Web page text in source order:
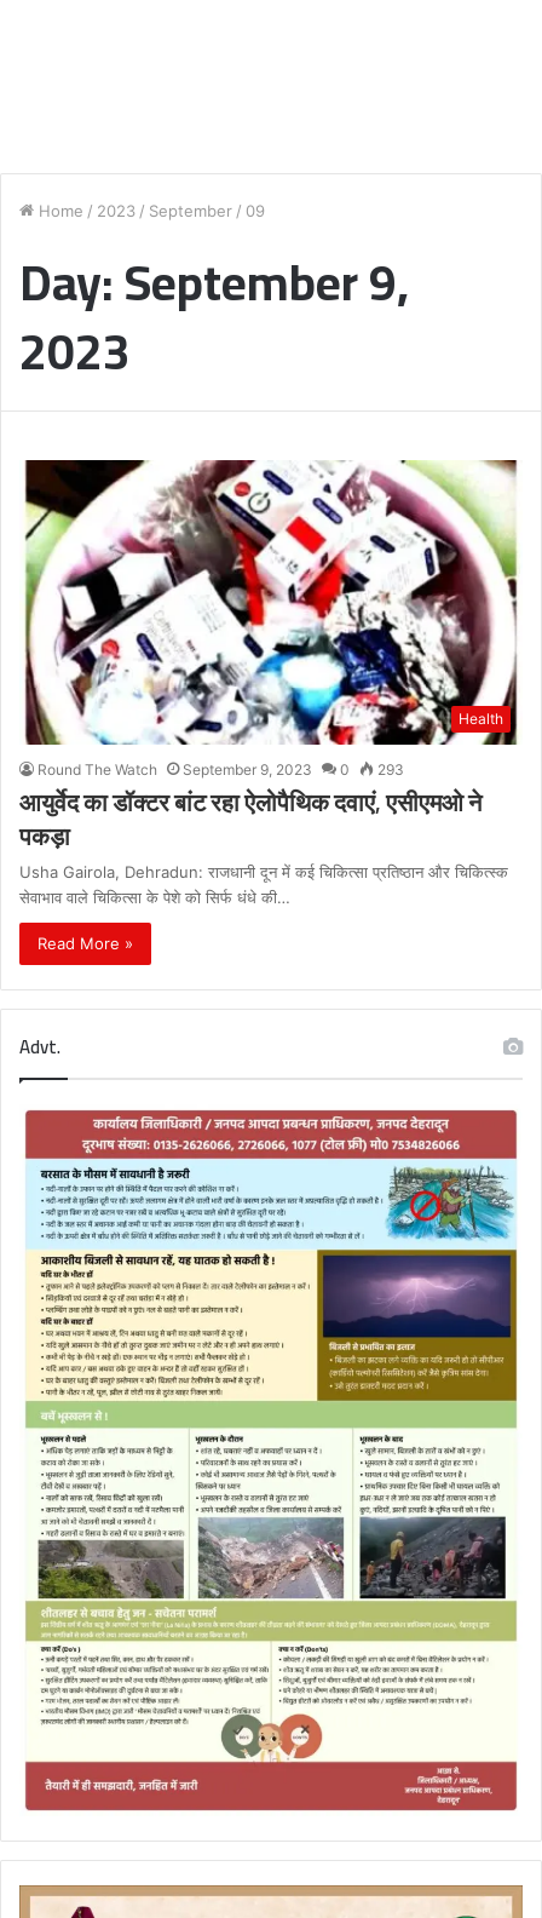
Home / 2023 / September / 09
Day:September 9,
2023
Health
Round The Watch September 9, 2023 0 293
आयुर्वेद का डॉक्टर बांट रहा ऐलोपैथिक दवाएं, एसीएमओ ने
पकड़ा
Usha Gairola, Dehradun: राजधानी दून में कई चिकित्सा प्रतिष्ठान और चिकित्स्क
सेवाभाव वाले चिकित्सा के पेशे को सिर्फ धंधे की…
Read More »
Advt.